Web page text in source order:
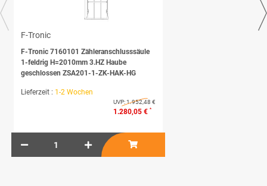
F-Tronic
F-Tronic 7160101 Zähleranschlusssäule
1-feldrig H=2010mm 3.HZ Haube
geschlossen ZSA201-1-ZK-HAK-HG
Lieferzeit : 1-2 Wochen
UVP:1.952,48 €
1.280,05 € *